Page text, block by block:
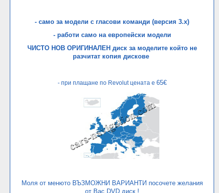
- само за модели с гласови команди (версия 3.х)
- работи само на европейски модели
ЧИСТО НОВ ОРИГИНАЛЕН диск за моделите който не
разчитат копия дискове
- при плащане по Revolut цената е 65€
Моля от менюто ВЪЗМОЖНИ ВАРИАНТИ посочете желания
от Вас DVD диск !